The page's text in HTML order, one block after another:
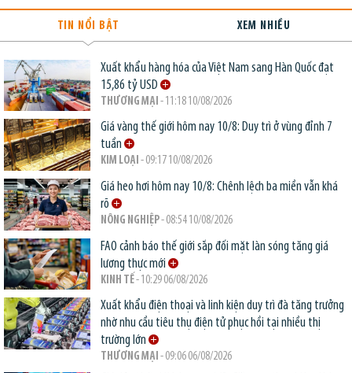
TIN NỔI BẬT XEM NHIỀU
Xuất khẩu hàng hóa của Việt Nam sang Hàn Quốc đạt
15,86 tỷ USD
THƯƠNG MẠI - 11:18 10/08/2026
Giá vàng thế giới hôm nay 10/8: Duy trì ở vùng đỉnh 7
tuần
KIM LOẠI - 09:17 10/08/2026
Giá heo hơi hôm nay 10/8: Chênh lệch ba miền vẫn khá
rõ
NÔNG NGHIỆP- 08:54 10/08/2026
FAO cảnh báo thế giới sắp đối mặt làn sóng tăng giá
lương thực mới
KINH TẾ- 10:29 06/08/2026
Xuất khẩu điện thoại và linh kiện duy trì đà tăng trưởng
nhờ nhu cầu tiêu thụ điện tử phục hồi tại nhiều thị
trường lớn
THƯƠNG MẠI - 09:06 06/08/2026